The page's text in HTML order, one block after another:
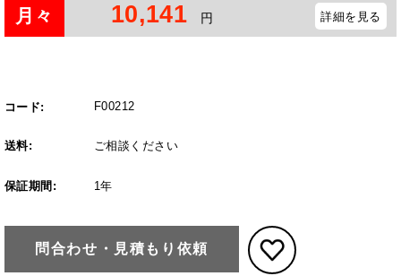
月々 10,141 円 詳細を見る
コード: F00212
送料: ご相談ください
保証期間: 1年
問合わせ・見積もり依頼